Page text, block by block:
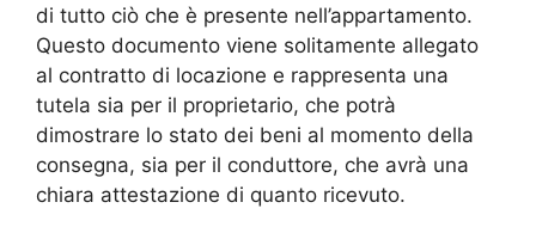
di tutto ciò che è presente nell’appartamento.
Questo documento viene solitamente allegato
al contratto di locazione e rappresenta una
tutela sia per il proprietario, che potrà
dimostrare lo stato dei beni al momento della
consegna, sia per il conduttore, che avrà una
chiara attestazione di quanto ricevuto.